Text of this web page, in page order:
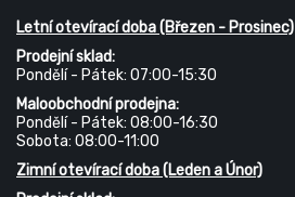
Letní otevírací doba (Březen - Prosinec)
Prodejní sklad:
Pondělí - Pátek: 07:00-15:30
Maloobchodní prodejna:
Pondělí - Pátek: 08:00-16:30
Sobota: 08:00-11:00
Zimní otevírací doba (Leden a Únor)